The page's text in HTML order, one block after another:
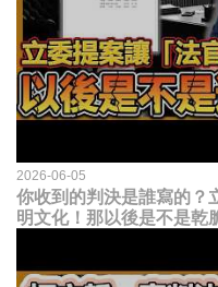
2026-06-05
你收到的判決是誰寫的？
明文化！那以後是不是乾